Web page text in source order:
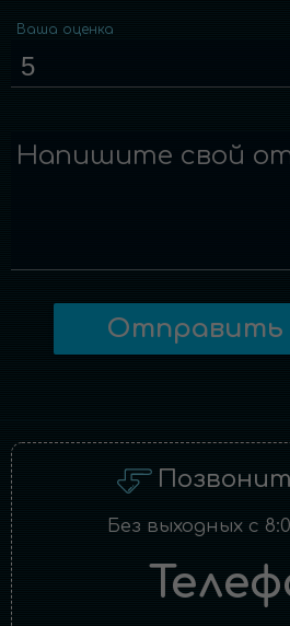
Ваша оценка
Напишите свой
Отправить
Без выходных с